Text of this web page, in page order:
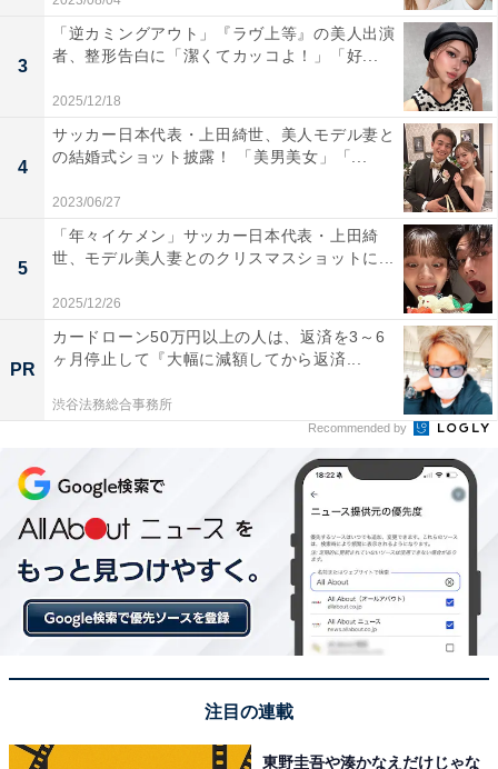
3
「逆カミングアウト」『ラヴ上等』の美人出演
者、整形告白に「潔くてカッコよ！」「好...
2025/12/18
4
サッカー日本代表・上田綺世、美人モデル妻と
の結婚式ショット披露！ 「美男美女」「...
2023/06/27
5
「年々イケメン」サッカー日本代表・上田綺
世、モデル美人妻とのクリスマスショットに...
2025/12/26
PR
カードローン50万円以上の人は、返済を3～6
ヶ月停止して『大幅に減額してから返済...
渋谷法務総合事務所
Recommended by
注目の連載
東野圭吾や湊かなえだけじゃな